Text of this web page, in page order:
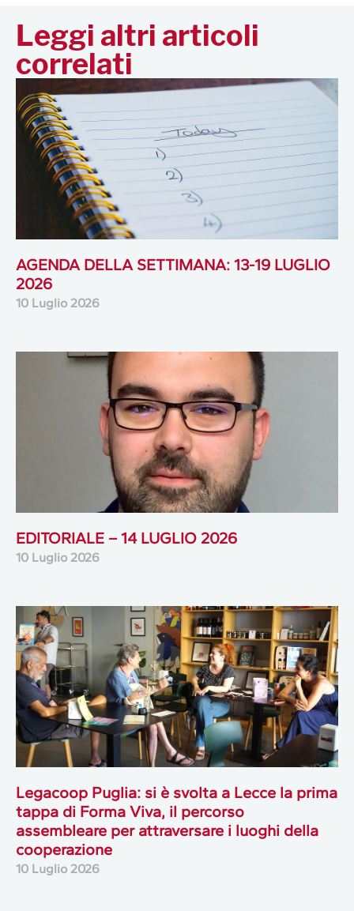
Leggi altri articoli
correlati
AGENDA DELLA SETTIMANA: 13-19 LUGLIO
2026
10 Luglio 2026
EDITORIALE – 14 LUGLIO 2026
10 Luglio 2026
Legacoop Puglia: si è svolta a Lecce la prima
tappa di Forma Viva, il percorso
assembleare per attraversare i luoghi della
cooperazione
10 Luglio 2026